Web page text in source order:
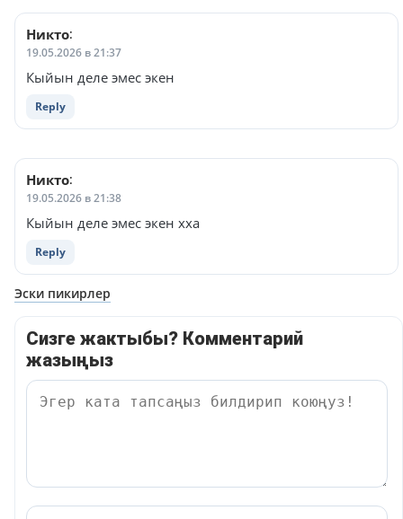
Никто:
19.05.2026 в 21:37
Кыйын деле эмес экен
Reply
Никто:
19.05.2026 в 21:38
Кыйын деле эмес экен хха
Reply
Навигация
комментариям
Эски пикирлер
Сизге жактыбы? Комментарий
жазыңыз